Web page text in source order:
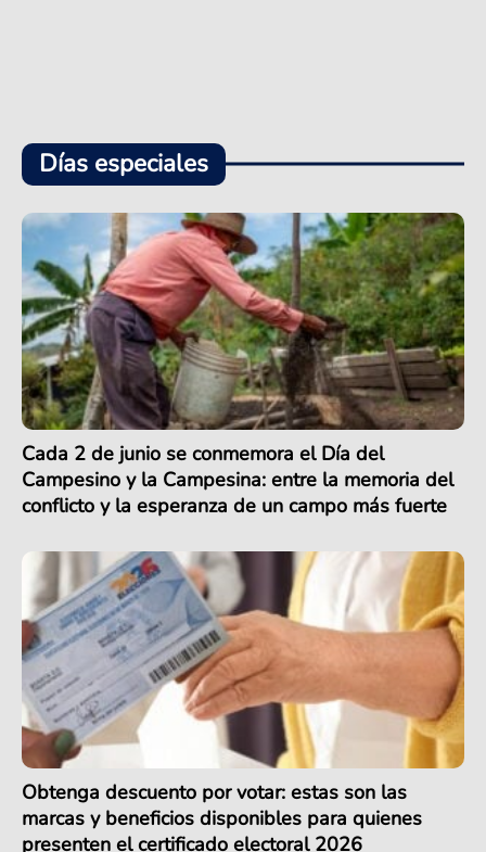
Días especiales
Cada 2 de junio se conmemora el Día del
Campesino y la Campesina: entre la memoria del
conflicto y la esperanza de un campo más fuerte
Obtenga descuento por votar: estas son las
marcas y beneficios disponibles para quienes
presenten el certificado electoral 2026